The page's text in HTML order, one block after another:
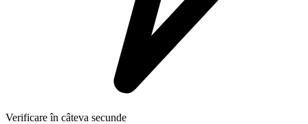
Verificare în câteva secunde